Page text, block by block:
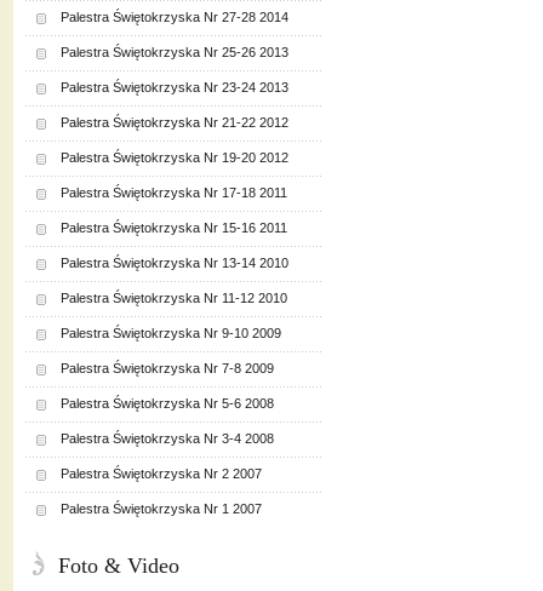
Palestra Świętokrzyska Nr 27-28 2014
Palestra Świętokrzyska Nr 25-26 2013
Palestra Świętokrzyska Nr 23-24 2013
Palestra Świętokrzyska Nr 21-22 2012
Palestra Świętokrzyska Nr 19-20 2012
Palestra Świętokrzyska Nr 17-18 2011
Palestra Świętokrzyska Nr 15-16 2011
Palestra Świętokrzyska Nr 13-14 2010
Palestra Świętokrzyska Nr 11-12 2010
Palestra Świętokrzyska Nr 9-10 2009
Palestra Świętokrzyska Nr 7-8 2009
Palestra Świętokrzyska Nr 5-6 2008
Palestra Świętokrzyska Nr 3-4 2008
Palestra Świętokrzyska Nr 2 2007
Palestra Świętokrzyska Nr 1 2007
Foto & Video